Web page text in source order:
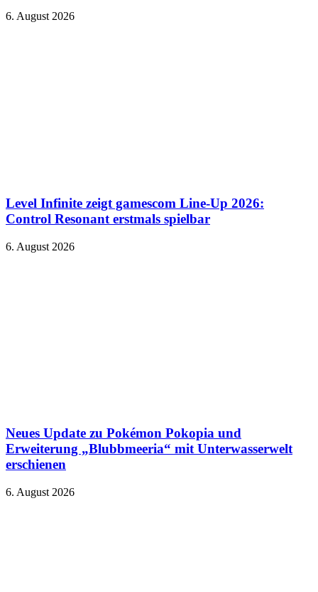
6. August 2026
Level Infinite zeigt gamescom Line-Up 2026:
Control Resonant erstmals spielbar
6. August 2026
Neues Update zu Pokémon Pokopia und
Erweiterung „Blubbmeeria“ mit Unterwasserwelt
erschienen
6. August 2026